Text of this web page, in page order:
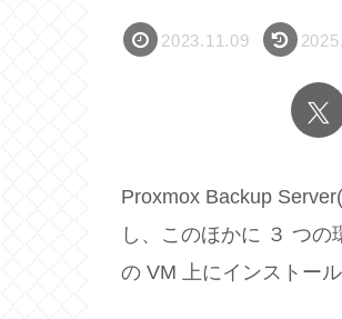
2023.11.09
Proxmox Backup
し、このほかに ３ つ
の VM 上にインストー